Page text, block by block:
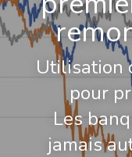
Utilisation
pour
Les
jamais